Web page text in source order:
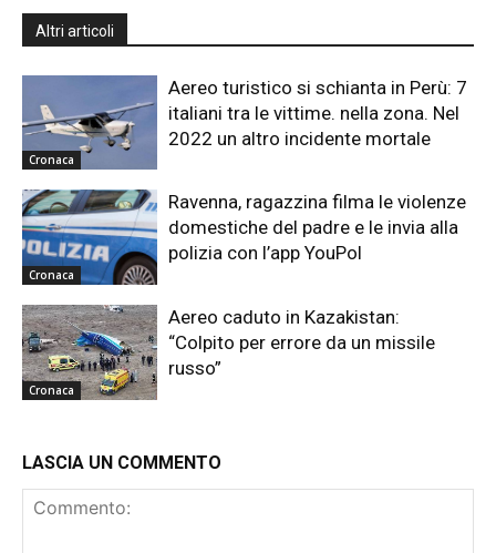
Altri articoli
Cronaca
Aereo turistico si schianta in Perù: 7
italiani tra le vittime. nella zona. Nel
2022 un altro incidente mortale
Cronaca
Ravenna, ragazzina filma le violenze
domestiche del padre e le invia alla
polizia con l’app YouPol
Cronaca
Aereo caduto in Kazakistan:
“Colpito per errore da un missile
russo”
LASCIA UN COMMENTO